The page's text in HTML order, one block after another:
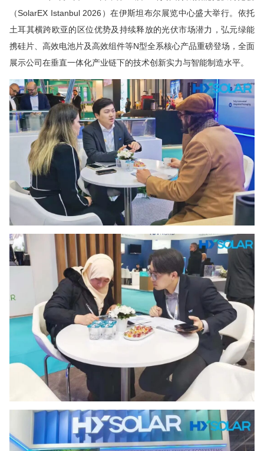
（SolarEX Istanbul 2026）在伊斯坦布尔展览中心盛大举行。依托
土耳其横跨欧亚的区位优势及持续释放的光伏市场潜力，弘元绿能
携硅片、 高效电池片及高效组件等N型全系核心产品重磅登场，全面
展示公司在垂直一体化产业链下的技术创新实力与智能制造水平。